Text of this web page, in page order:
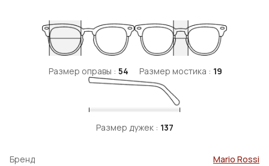
Размер оправы : 54 Размер мостика : 19
Размер дужек : 137
Бренд Mario Rossi